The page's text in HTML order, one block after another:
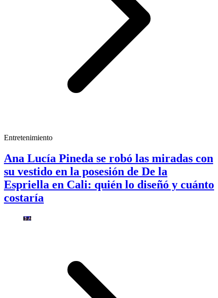
Entretenimiento
Ana Lucía Pineda se robó las miradas con
su vestido en la posesión de De la
Espriella en Cali: quién lo diseñó y cuánto
costaría